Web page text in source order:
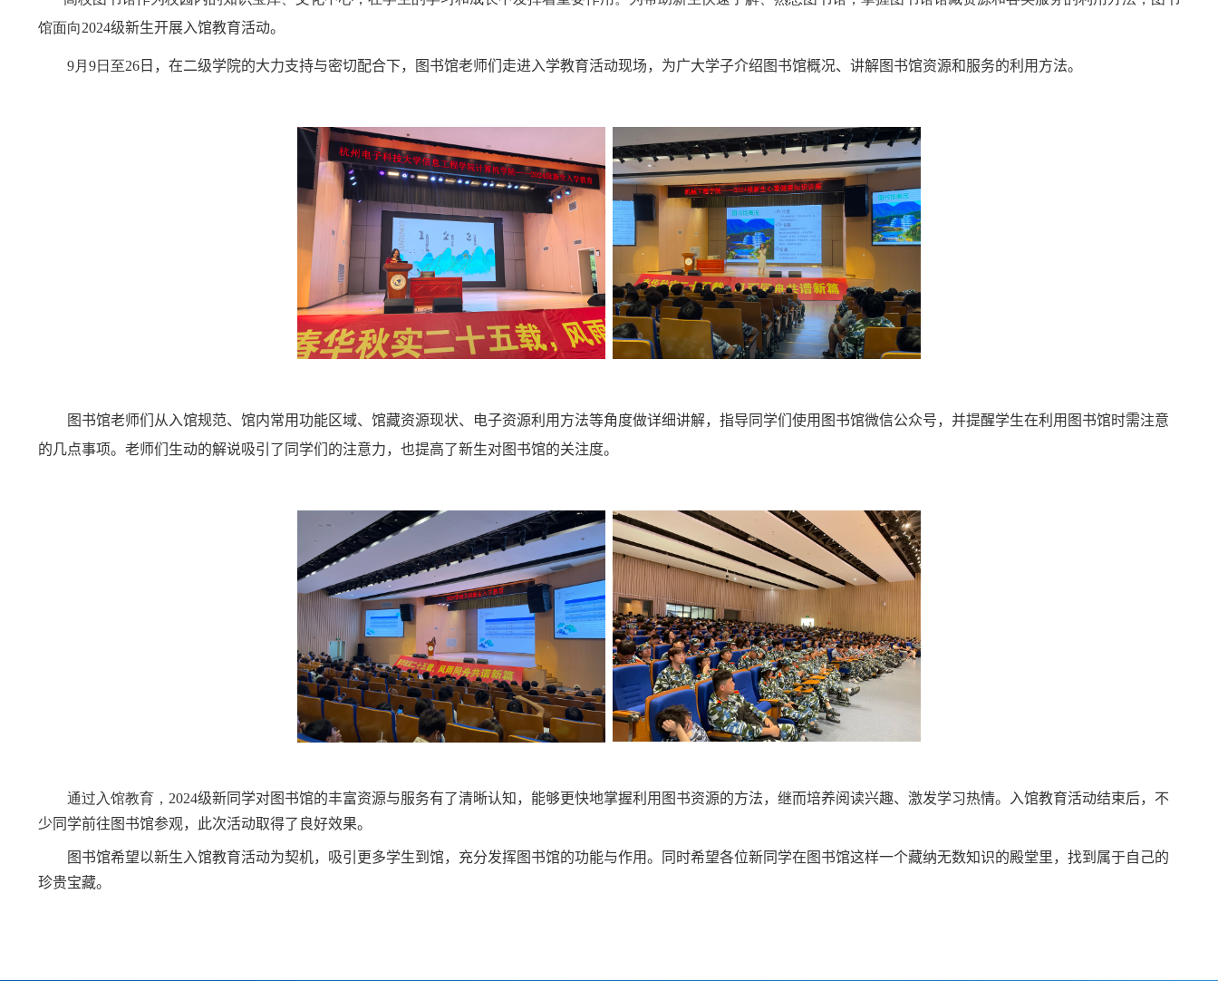
馆面向2024级新生开展入馆教育活动。
9月 9日至26日，在二级学院的大力支持与密切配合下，图书馆老师们走进 入学教育活动现场，为广大学子介绍图书馆概况、讲解图书馆资源和服务的利用方法。
图书馆老师们从 入馆规范、 馆内常用功能区域、 馆藏资源现状、电子资源利用方法等角度做详细讲解， 指导同学们使用图书馆微信公众号， 并提醒学生在利用图书馆时需注意
的几点事项。老师们生动的解说吸引了同学们的注意力，也提高了新生对图书馆的关注度。
通过入馆教育， 2024级新同学对图书馆的丰富资源与服务有了清晰认知 ， 能够更快地掌握利用 图书资源的方法， 继而培养阅读兴趣、 激发学习热情。 入馆教育活动结束后，不
少同学前往图书馆参观， 此次活动取得了良好效果。
图书馆希望以新生 入馆教育活动为契机，吸引更多学生到馆，充分发挥图书馆的功能与作用。
同时希望各位新同学在图书馆这样一个藏纳无数知识的殿堂里，找到属于自己的
珍贵宝藏。